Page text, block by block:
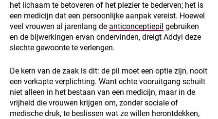
het lichaam te betoveren of het plezier te bederven; het is
een medicijn dat een persoonlijke aanpak vereist. Hoewel
veel vrouwen al jarenlang de anticonceptiepil gebruiken
en de bijwerkingen ervan ondervinden, dreigt Addyi deze
slechte gewoonte te verlengen.
De kern van de zaak is dit: de pil moet een optie zijn, nooit
een verkapte verplichting. Want echte vooruitgang schuilt
niet alleen in het bestaan van een medicijn, maar in de
vrijheid die vrouwen krijgen om, zonder sociale of
medische druk, te beslissen wat ze willen herontdekken,